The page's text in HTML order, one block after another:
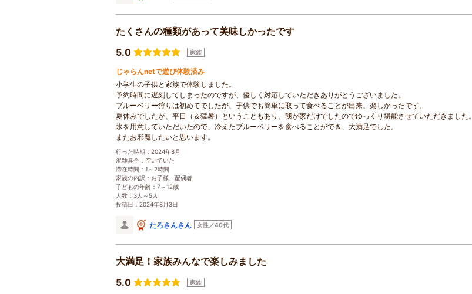
たくさんの種類があって美味しかったです
5.0
家族
じゃらんnetで遊び体験済み
小学生の子供と家族で体験しました。
予約時間に遅刻してしまったのですが、優しく対応していただきありがとうございました。
ブルーベリー狩りは初めてでしたが、子供でも簡単に取って食べることが出来、楽しかったです。
夏休みでしたが、平日（＆猛暑）ということもあり、我が家だけでしたのでゆっくり堪能させていただきました。
氷を用意していただいたので、冷えたブルーベリーを食べることができ、大満足でした。
またお邪魔したいと思います。
行った時期：2024年8月
混雑具合：空いていた
滞在時間：1～2時間
家族の内訳：お子様、配偶者
子どもの年齢：7～12歳
人数：3人～5人
投稿日：2024年8月3日
たろさんさん 女性／40代
大満足！家族みんなで楽しみました
5.0
家族